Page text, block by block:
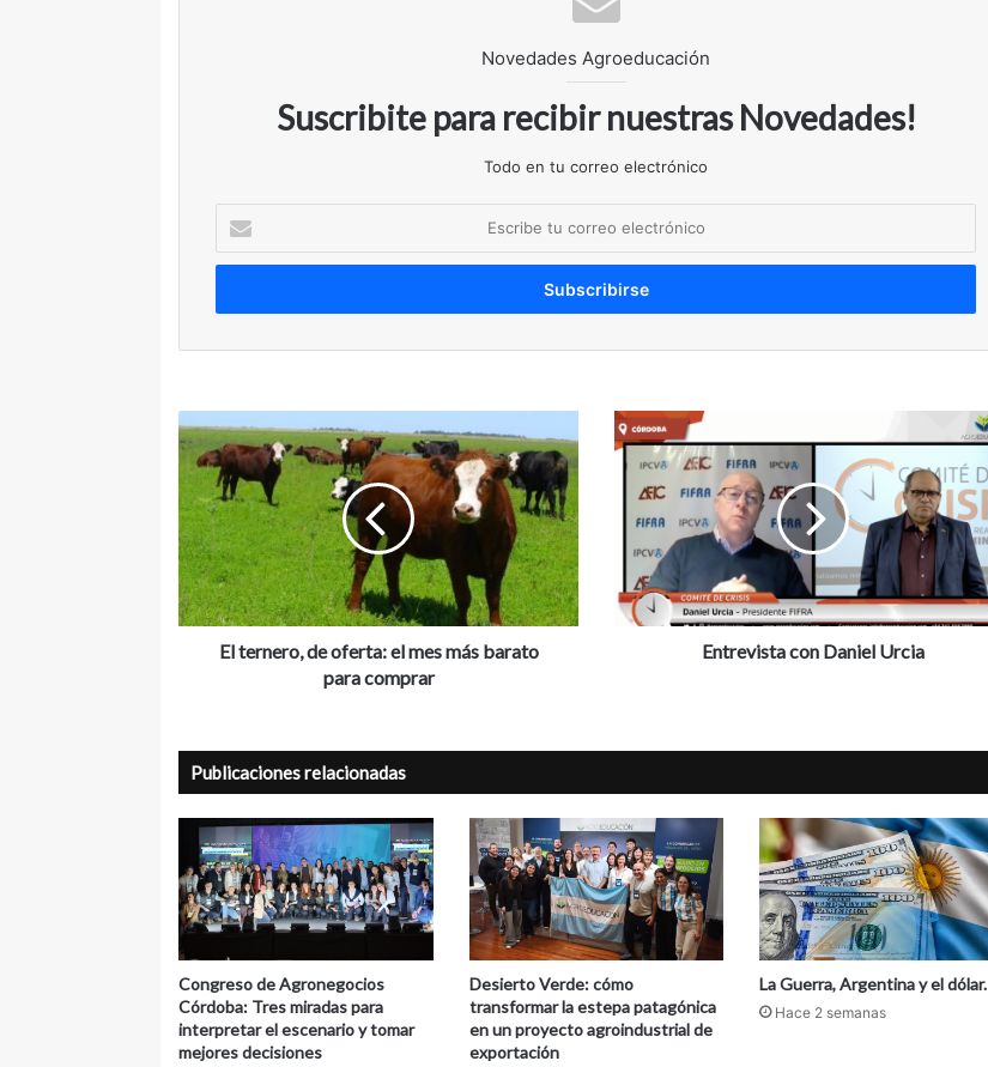
Novedades Agroeducación
Suscribite para recibir nuestras Novedades!
Todo en tu correo electrónico
tu
correo
El
ternero,
de
oferta:
el
mes
más
barato
para
comprarEl ternero, de oferta: el mes más barato
para comprar
Entrevista
con
Daniel
Urcia
Entrevista con Daniel Urcia
Publicaciones relacionadas
Congreso de Agronegocios
Córdoba: Tres miradas para
interpretar el escenario y tomar
mejores decisiones
Desierto Verde: cómo
transformar la estepa patagónica
en un proyecto agroindustrial de
exportación
La Guerra, Argentina y el dólar.
Hace 2 semanas